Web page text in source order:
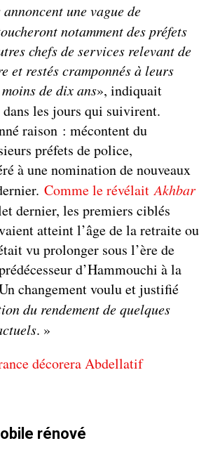
une vague de
notamment des préfets
chefs de services relevant de
et restés cramponnés à leurs
de dix ans», indiquait
dans les jours qui suivirent.
raison : mécontent du
préfets de police,
à une nomination de nouveaux
Comme le révélaitAkhbar
dernier, les premiers ciblés
atteint l’âge de la retraite ou
vu prolonger sous l’ère de
d’Hammouchi à la
changement voulu et justifié
du rendement de quelques
. »
décorera Abdellatif
rénové